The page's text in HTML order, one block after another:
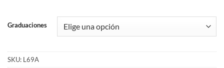
Graduaciones
SKU: L69A